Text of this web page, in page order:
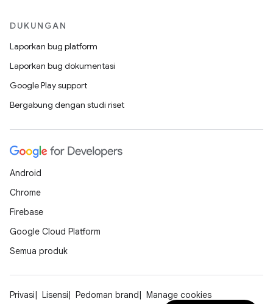
DUKUNGAN
Laporkan bug platform
Laporkan bug dokumentasi
Google Play support
Bergabung dengan studi riset
Android
Chrome
Firebase
Google Cloud Platform
Semua produk
Privasi Lisensi Pedoman brand Manage cookies